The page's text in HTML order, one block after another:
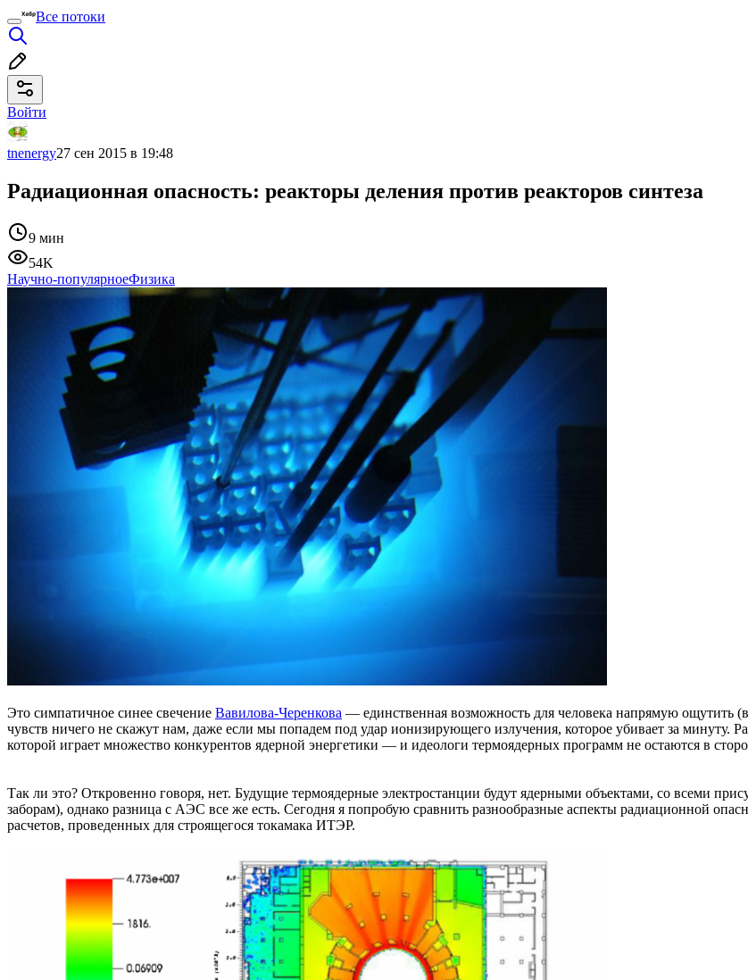
Все потоки
Войти
tnenergy27 сен 2015 в 19:48
Радиационная опасность: реакторы деления против реакторов синтеза
9 мин
54K
Научно-популярноеФизика
Это симпатичное синее свечение Вавилова-Черенкова — единственная возможность для человека напрямую
чувств ничего не скажут нам, даже если мы попадем под удар ионизирующего излучения, которое убивает за минуту.
которой играет множество конкурентов ядерной энергетики — и идеологи термоядерных программ не остаются в
Так ли это? Откровенно говоря, нет. Будущие термоядерные электростанции будут ядерными объектами, со всеми
заборам), однако разница с АЭС все же есть. Сегодня я попробую сравнить разнообразные аспекты радиационной
расчетов, проведенных для строящегося токамака ИТЭР.